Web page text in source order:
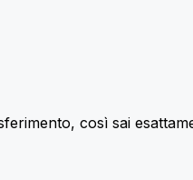
così sai